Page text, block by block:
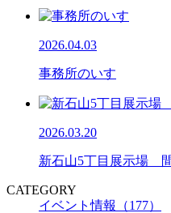
2026.04.03
事務所のいす
2026.03.20
新石山5丁目展示場
CATEGORY
イベント情報（177）